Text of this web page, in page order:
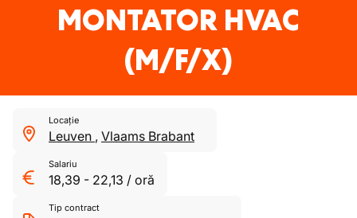
MONTATOR HVAC
(M/F/X)
Locație
Leuven , Vlaams Brabant
Salariu
18,39 - 22,13 / oră
Tip contract